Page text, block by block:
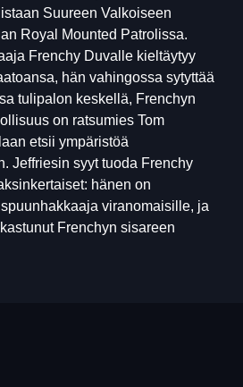
Suureen Valkoiseen
Royal Mounted Patrolissa.
Frenchy Duvalle kieltäytyy
hän vahingossa sytyttää
tulipalon keskellä, Frenchyn
on ratsumies Tom
etsii ympäristöä
Jeffriesin syyt tuoda Frenchy
hänen on
viranomaisille, ja
Frenchyn sisareen